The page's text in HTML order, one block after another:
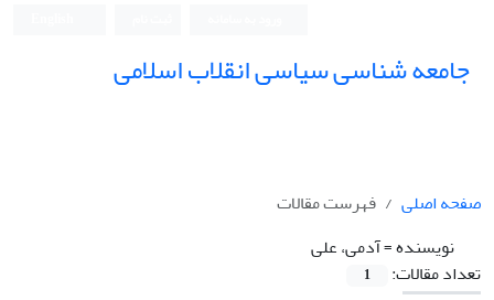
جامعه شناسی سیاسی انقلاب اسلامی
صفحه اصلی
فهرست مقالات
نویسنده =آدمی، علی
تعداد مقالات:
1